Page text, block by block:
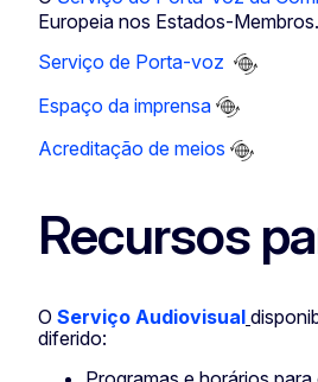
Europeia nos Estados-Membros.
Serviço de Porta-voz
Espaço da imprensa
Acreditação de meios
Recursos
O Serviço Audiovisual
diferido: